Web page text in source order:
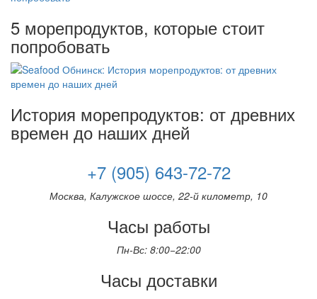
5 морепродуктов, которые стоит
попробовать
История морепродуктов: от древних
времен до наших дней
+7 (905) 643-72-72
Москва, Калужское шоссе, 22-й километр, 10
Часы работы
Пн-Вс: 8:00−22:00
Часы доставки